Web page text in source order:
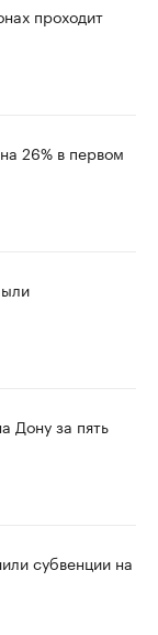
проходит
26% в первом
Дону за пять
субвенции на